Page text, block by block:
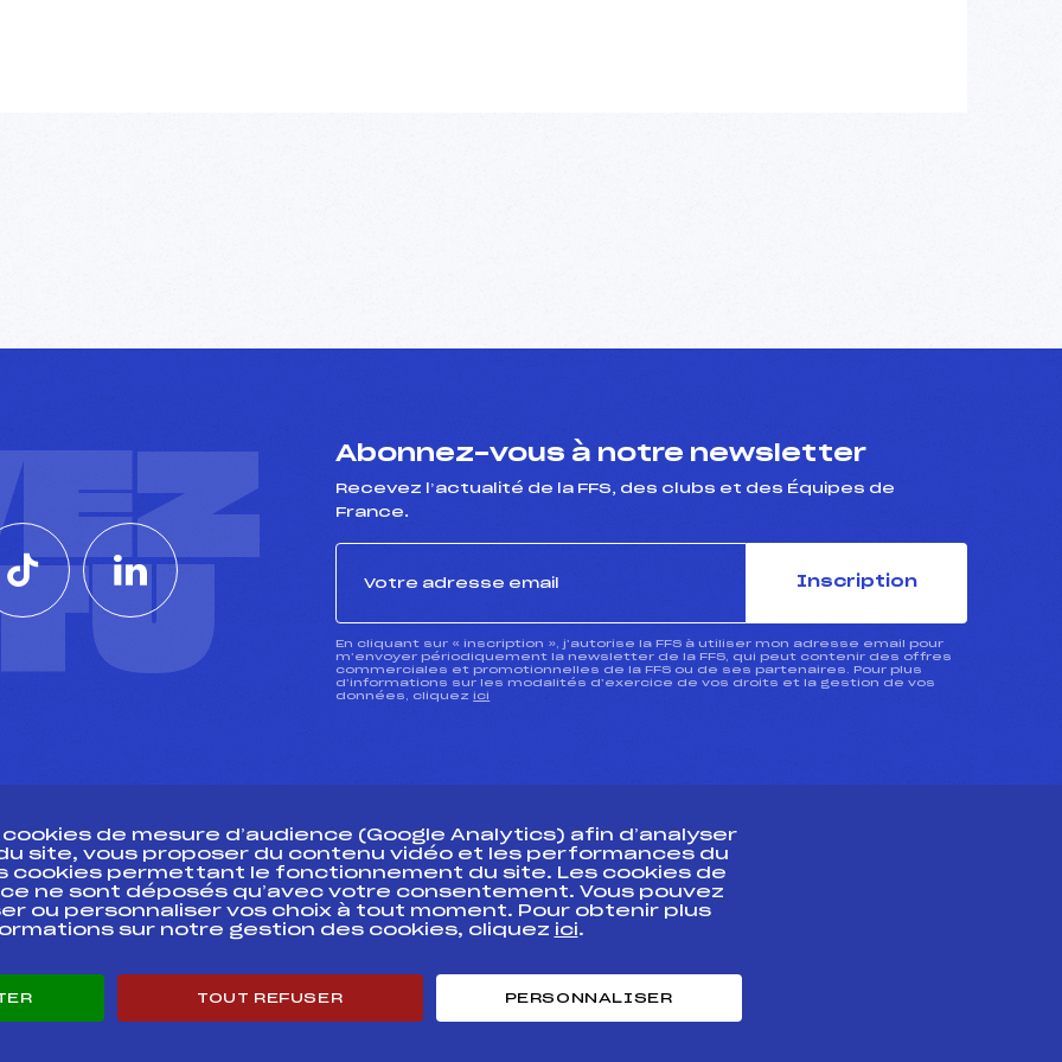
Abonnez-vous à notre newsletter
Recevez l’actualité de la FFS, des clubs et des Équipes de
France.
Inscription
En cliquant sur « inscription », j’autorise la FFS à utiliser mon adresse email pour
m’envoyer périodiquement la newsletter de la FFS, qui peut contenir des offres
commerciales et promotionnelles de la FFS ou de ses partenaires. Pour plus
d’informations sur les modalités d’exercice de vos droits et la gestion de vos
données, cliquez ici
Pass’Neige
Projet sportif fédéral
Pôle vie de l’athlète
Enseignement professionnel
de mesure d’audience (Google Analytics) afin d’analyser
site, vous proposer du contenu vidéo et les performances du
cookies permettant le fonctionnement du site. Les cookies de
ne sont déposés qu’avec votre consentement. Vous pouvez
ou personnaliser vos choix à tout moment. Pour obtenir plus
sur notre gestion des cookies, cliquez ici.
TOUT REFUSER PERSONNALISER